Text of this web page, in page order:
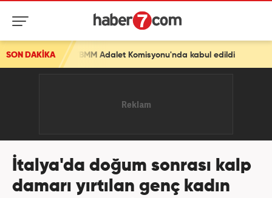
SON DAKİKA
Adalet Komisyonu'nda kabul edildi
İtalya'da doğum sonrası kalp
damarı yırtılan genç kadın